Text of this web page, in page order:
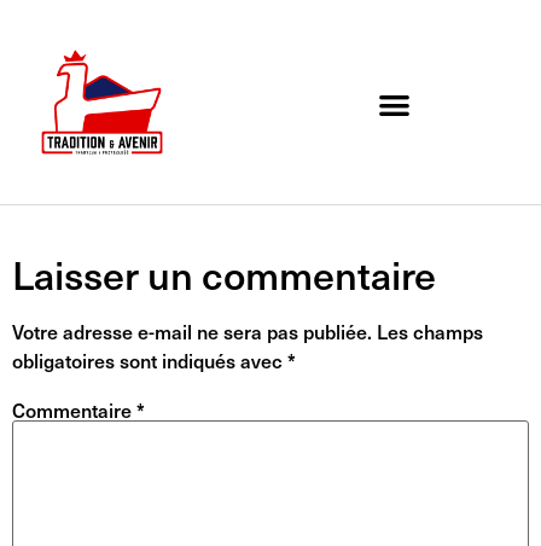
Laisser un commentaire
Votre adresse e-mail ne sera pas publiée. Les champs
obligatoires sont indiqués avec *
Commentaire*